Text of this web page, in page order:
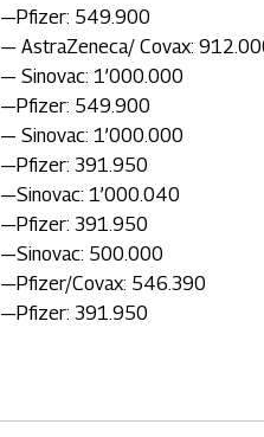
—Pfizer: 549.900
— AstraZeneca/ Covax:
— Sinovac: 1’000.000
—Pfizer: 549.900
— Sinovac: 1’000.000
—Pfizer: 391.950
—Sinovac: 1’000.040
—Pfizer: 391.950
—Sinovac: 500.000
—Pfizer/Covax: 546.390
—Pfizer: 391.950